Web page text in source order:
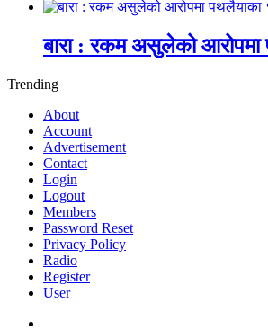
बारा : रकम असुलेको आरोपमा
Trending
About
Account
Advertisement
Contact
Login
Logout
Members
Password Reset
Privacy Policy
Radio
Register
User